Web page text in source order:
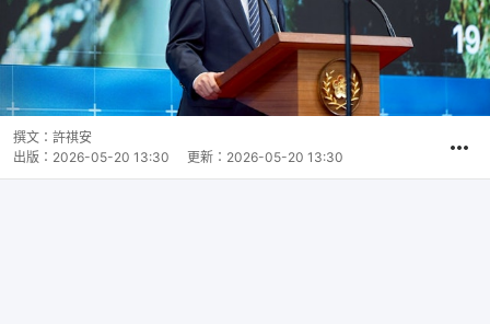
撰文： 許祺安
出版： 2026-05-20 13:30 更新： 2026-05-20 13:30